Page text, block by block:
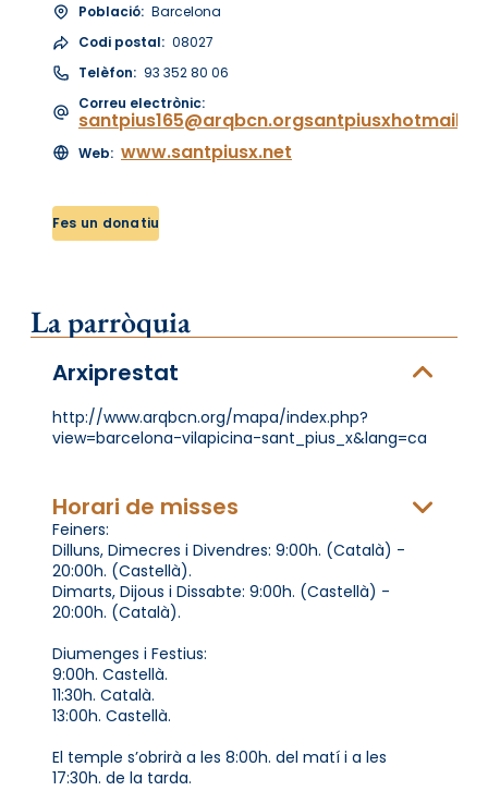
Població: Barcelona
Codi postal: 08027
Telèfon: 93 352 80 06
Correu electrònic:
santpius165@arqbcn.orgsantpiusxhotmail.es
Web: www.santpiusx.net
Fes un donatiu
La parròquia
Arxiprestat
http://www.arqbcn.org/mapa/index.php?
view=barcelona-vilapicina-sant_pius_x&lang=ca
Horari de misses
Feiners:
Dilluns, Dimecres i Divendres: 9:00h. (Català) -
20:00h. (Castellà).
Dimarts, Dijous i Dissabte: 9:00h. (Castellà) -
20:00h. (Català).
Diumenges i Festius:
9:00h. Castellà.
11:30h. Català.
13:00h. Castellà.
El temple s’obrirà a les 8:00h. del matí i a les
17:30h. de la tarda.